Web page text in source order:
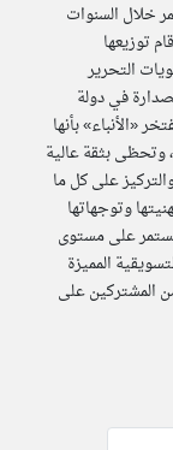
العربي
مصدر
الساعة
خلال السنوات
توزيعها
التحرير
في دولة
«الأنباء» بأنها
وتحظى بثقة عالية
على كل ما
وتوجهاتها
على مستوى
المميزة
المشتركين على
مقال مؤخرا